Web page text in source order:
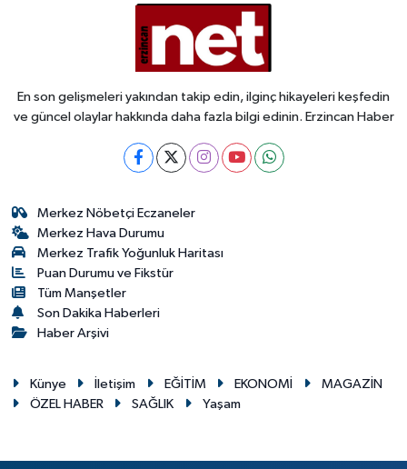
En son gelişmeleri yakından takip edin, ilginç hikayeleri keşfedin
ve güncel olaylar hakkında daha fazla bilgi edinin. Erzincan Haber
Merkez Nöbetçi Eczaneler
Merkez Hava Durumu
Merkez Trafik Yoğunluk Haritası
Puan Durumu ve Fikstür
Tüm Manşetler
Son Dakika Haberleri
Haber Arşivi
Künye İletişim EĞİTİM EKONOMİ
MAGAZİN
ÖZEL HABER
SAĞLIK Yaşam